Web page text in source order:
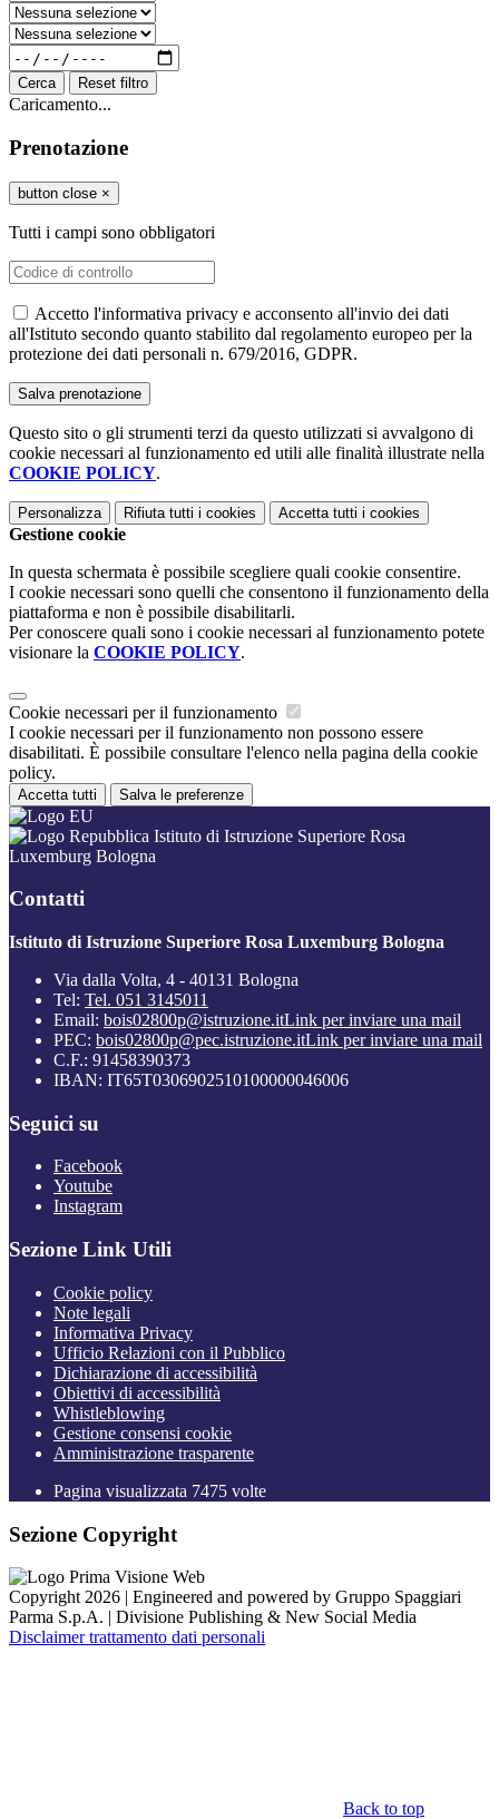
Cerca Reset filtro
Caricamento...
Prenotazione
button close ×
Tutti i campi sono obbligatori
Accetto l'informativa privacy e acconsento all'invio dei dati
all'Istituto secondo quanto stabilito dal regolamento europeo per la
protezione dei dati personali n. 679/2016, GDPR.
Questo sito o gli strumenti terzi da questo utilizzati si avvalgono di
cookie necessari al funzionamento ed utili alle finalità illustrate nella
COOKIE POLICY.
Personalizza Rifiuta tutti i cookies Accetta tutti i cookies
Gestione cookie
In questa schermata è possibile scegliere quali cookie consentire.
I cookie necessari sono quelli che consentono il funzionamento della
piattaforma e non è possibile disabilitarli.
Per conoscere quali sono i cookie necessari al funzionamento potete
visionare la COOKIE POLICY.
Cookie necessari per il funzionamento
I cookie necessari per il funzionamento non possono essere
disabilitati. È possibile consultare l'elenco nella pagina della cookie
policy.
Accetta tutti Salva le preferenze
Istituto di Istruzione Superiore Rosa
Luxemburg Bologna
Contatti
Istituto di Istruzione Superiore Rosa Luxemburg Bologna
Via dalla Volta, 4 - 40131 Bologna
Tel: Tel. 051 3145011
Email: bois02800p@istruzione.itLink per inviare una mail
PEC: bois02800p@pec.istruzione.itLink per inviare una mail
C.F.: 91458390373
IBAN: IT65T0306902510100000046006
Seguici su
Facebook
Youtube
Instagram
Sezione Link Utili
Cookie policy
Note legali
Informativa Privacy
Ufficio Relazioni con il Pubblico
Dichiarazione di accessibilità
Obiettivi di accessibilità
Whistleblowing
Gestione consensi cookie
Amministrazione trasparente
Pagina visualizzata 7475 volte
Sezione Copyright
Copyright 2026 | Engineered and powered by Gruppo Spaggiari
Parma S.p.A. | Divisione Publishing & New Social Media
Disclaimer trattamento dati personali
Back to top